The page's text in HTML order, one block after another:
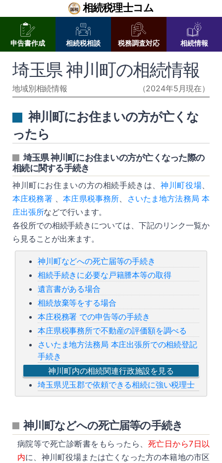
相続税理士コム
申告書作成 相続税相談 税務調査対応 相続情報
埼玉県 神川町の相続情報
地域別相続情報 （2024年5月現在）
神川町にお住まいの方が亡くな
ったら
埼玉県 神川町にお住まいの方が亡くなった際の
相続に関する手続き
神川町にお住まいの方の相続手続きは、神川町役場
本庄税務署、本庄県税事務所
さいたま地方法務局 本
庄出張所などで行います。
各役所での相続手続きについては、下記のリンク一覧か
ら見ることが出来ます。
神川町などへの死亡届等の手続き
相続手続きに必要な戸籍謄本等の取得
遺言書がある場合
相続放棄等をする場合
本庄税務署 での申告等の手続き
本庄県税事務所で不動産の評価額を調べる
さいたま地方法務局 本庄出張所での相続登記
手続き
神川町内の相続関連行政施設を見る
埼玉県児玉郡で依頼できる相続に強い税理士
神川町などへの死亡届等の手続き
病院等で死亡診断書をもらったら、 死亡日から7日以
内に、神川町役場または亡くなった方の本籍地の市区